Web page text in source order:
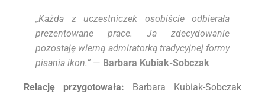
„Każda z uczestniczek osobiście odbierała
prezentowane prace. Ja zdecydowanie
pozostaję wierną admiratorką tradycyjnej formy
pisania ikon.” — Barbara Kubiak-Sobczak
Relację przygotowała: Barbara Kubiak-Sobczak